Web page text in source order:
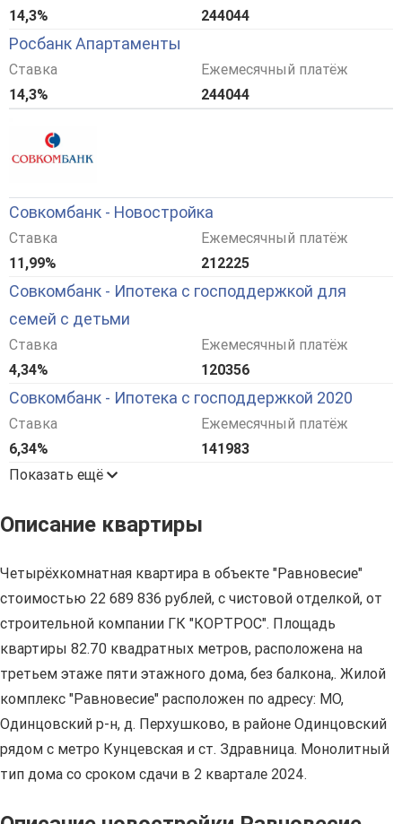
14,3% 244044
Росбанк Апартаменты
Ставка
14,3%
Ежемесячный платёж
244044
Совкомбанк - Новостройка
Ставка
11,99%
Ежемесячный платёж
212225
Совкомбанк - Ипотека с господдержкой для
семей с детьми
Ставка
4,34%
Ежемесячный платёж
120356
Совкомбанк - Ипотека с господдержкой 2020
Ставка
6,34%
Ежемесячный платёж
141983
Показать ещё
Описание квартиры
Четырёхкомнатная квартира в объекте "Равновесие"
стоимостью 22 689 836 рублей, с чистовой отделкой, от
строительной компании ГК "КОРТРОС". Площадь
квартиры 82.70 квадратных метров, расположена на
третьем этаже пяти этажного дома, без балкона,. Жилой
комплекс "Равновесие" расположен по адресу: МО,
Одинцовский р-н, д. Перхушково, в районе Одинцовский
рядом с метро Кунцевская и ст. Здравница. Монолитный
тип дома со сроком сдачи в 2 квартале 2024.